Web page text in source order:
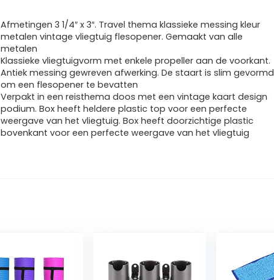
Afmetingen 3 1/4″ x 3″. Travel thema klassieke messing kleur
metalen vintage vliegtuig flesopener. Gemaakt van alle
metalen
Klassieke vliegtuigvorm met enkele propeller aan de voorkant.
Antiek messing gewreven afwerking. De staart is slim gevormd
om een flesopener te bevatten
Verpakt in een reisthema doos met een vintage kaart design
podium. Box heeft heldere plastic top voor een perfecte
weergave van het vliegtuig. Box heeft doorzichtige plastic
bovenkant voor een perfecte weergave van het vliegtuig